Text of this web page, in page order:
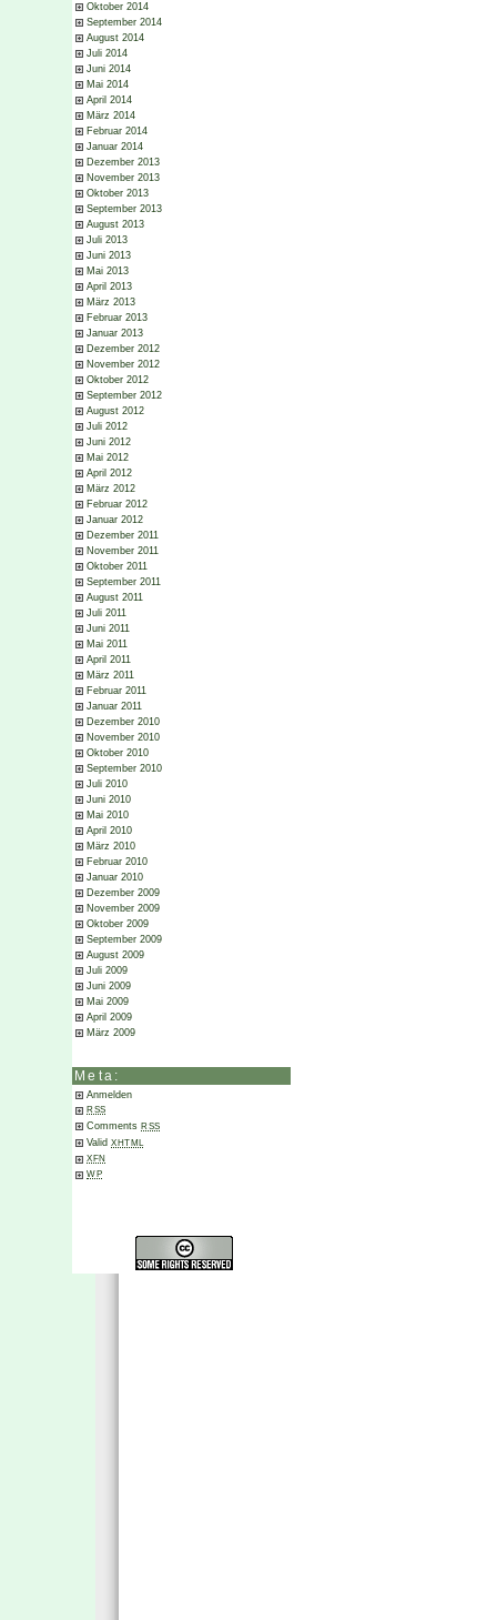
Oktober 2014
September 2014
August 2014
Juli 2014
Juni 2014
Mai 2014
April 2014
März 2014
Februar 2014
Januar 2014
Dezember 2013
November 2013
Oktober 2013
September 2013
August 2013
Juli 2013
Juni 2013
Mai 2013
April 2013
März 2013
Februar 2013
Januar 2013
Dezember 2012
November 2012
Oktober 2012
September 2012
August 2012
Juli 2012
Juni 2012
Mai 2012
April 2012
März 2012
Februar 2012
Januar 2012
Dezember 2011
November 2011
Oktober 2011
September 2011
August 2011
Juli 2011
Juni 2011
Mai 2011
April 2011
März 2011
Februar 2011
Januar 2011
Dezember 2010
November 2010
Oktober 2010
September 2010
Juli 2010
Juni 2010
Mai 2010
April 2010
März 2010
Februar 2010
Januar 2010
Dezember 2009
November 2009
Oktober 2009
September 2009
August 2009
Juli 2009
Juni 2009
Mai 2009
April 2009
März 2009
Meta:
Anmelden
RSS
Comments RSS
Valid XHTML
XFN
WP